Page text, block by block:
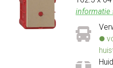
informatie